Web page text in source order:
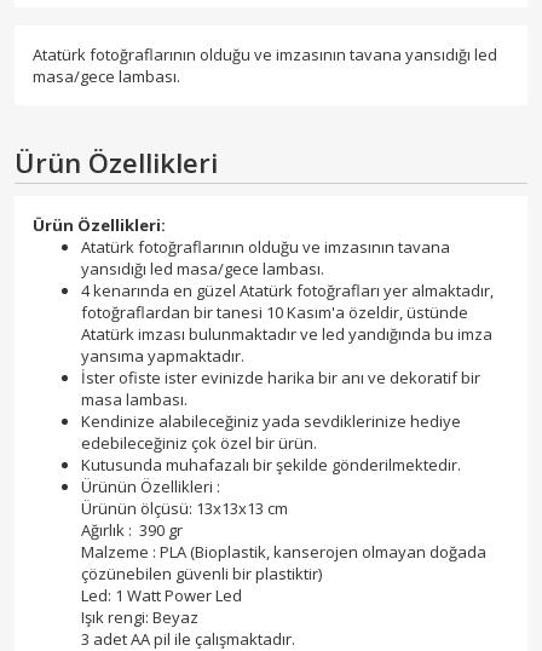
Atatürk fotoğraflarının olduğu ve imzasının tavana yansıdığı led
masa/gece lambası.
Ürün Özellikleri
Ürün Özellikleri:
Atatürk fotoğraflarının olduğu ve imzasının tavana
yansıdığı led masa/gece lambası.
4 kenarında en güzel Atatürk fotoğrafları yer almaktadır,
fotoğraflardan bir tanesi 10 Kasım'a özeldir, üstünde
Atatürk imzası bulunmaktadır ve led yandığında bu imza
yansıma yapmaktadır.
İster ofiste ister evinizde harika bir anı ve dekoratif bir
masa lambası.
Kendinize alabileceğiniz yada sevdiklerinize hediye
edebileceğiniz çok özel bir ürün.
Kutusunda muhafazalı bir şekilde gönderilmektedir.
Ürünün Özellikleri :
Ürünün ölçüsü: 13x13x13 cm
Ağırlık : 390 gr
Malzeme : PLA (Bioplastik, kanserojen olmayan doğada
çözünebilen güvenli bir plastiktir)
Led: 1 Watt Power Led
Işık rengi: Beyaz
3 adet AA pil ile çalışmaktadır.